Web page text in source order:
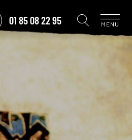
01 85 08 22 95 MENU